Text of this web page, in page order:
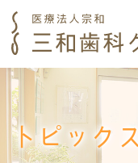
トピックス